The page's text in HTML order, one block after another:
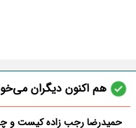
هم اکنون دیگران
حمیدرضا رجب‌ زاده کیست و